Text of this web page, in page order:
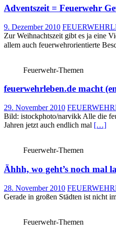
Adventszeit = Feuerwehr
9. Dezember 2010
Zur Weihnachtszeit gibt es ja eine
allem auch feuerwehrorientierte
Feuerwehr-Themen
feuerwehrleben.de macht
29. November 2010
Bild: istockphoto/narvikk Alle die
Jahren jetzt auch endlich mal […]
Feuerwehr-Themen
Ähhh, wo geht’s noch mal
28. November 2010
Gerade in großen Städten ist nicht
Feuerwehr-Themen